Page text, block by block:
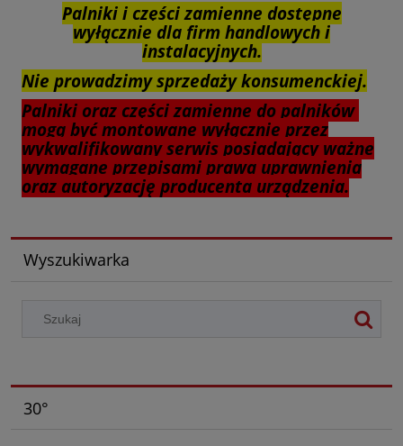
Palniki i części zamienne dostępne
wyłącznie dla firm handlowych i
instalacyjnych.
Nie prowadzimy sprzedaży konsumenckiej.
Palniki oraz części zamienne do palników
mogą być montowane wyłącznie przez
wykwalifikowany serwis posiadający ważne
wymagane przepisami prawa uprawnienia
oraz autoryzację producenta urządzenia.
Wyszukiwarka
30°